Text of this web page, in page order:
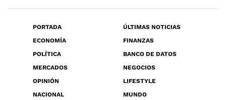
PORTADA
ÚLTIMAS NOTICIAS
ECONOMÍA
FINANZAS
POLÍTICA
BANCO DE DATOS
MERCADOS
NEGOCIOS
OPINIÓN
LIFESTYLE
NACIONAL
MUNDO